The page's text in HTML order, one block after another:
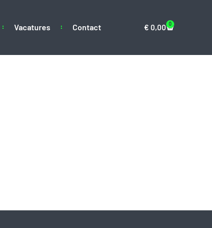
Vacatures Contact € 0,00 0